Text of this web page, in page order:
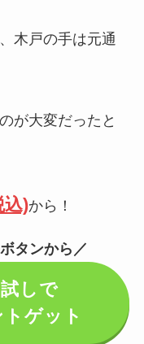
木戸の手は元通
が大変だったと
込)から！
タンから／
しで
ゲット